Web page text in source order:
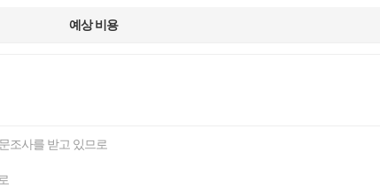
예상 비용
조사를 받고 있므로